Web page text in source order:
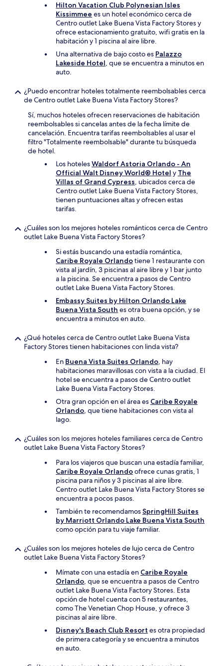
Hilton Vacation Club Polynesian Isles
Kissimmee es un hotel económico cerca de
Centro outlet Lake Buena Vista Factory Stores y
ofrece estacionamiento gratuito, wifi gratis en la
habitación y 1 piscina al aire libre.
Una alternativa de bajo costo es Palazzo
Lakeside Hotel, que se encuentra a minutos en
auto.
¿Puedo encontrar hoteles totalmente reembolsables cerca
de Centro outlet Lake Buena Vista Factory Stores?
Sí, muchos hoteles ofrecen reservaciones de habitación
reembolsables si cancelas antes de la fecha límite de
cancelación. Encuentra tarifas reembolsables al usar el
filtro "Totalmente reembolsable" durante tu búsqueda
de hotel.
Los hotelesWaldorf Astoria Orlando - An
Official Walt Disney World® Hotel y The
Villas of Grand Cypress, ubicados cerca de
Centro outlet Lake Buena Vista Factory Stores,
tienen puntuaciones altas y ofrecen estas
tarifas.
¿Cuáles son los mejores hoteles románticos cerca de Centro
outlet Lake Buena Vista Factory Stores?
Si estás buscando una estadía romántica,
Caribe Royale Orlandotiene 1 restaurante con
vista al jardín, 3 piscinas al aire libre y 1 bar junto
a la piscina. Se encuentra a pasos de Centro
outlet Lake Buena Vista Factory Stores.
Embassy Suites by Hilton Orlando Lake
Buena Vista South es otra buena opción, y se
encuentra a minutos en auto.
¿Qué hoteles cerca de Centro outlet Lake Buena Vista
Factory Stores tienen habitaciones con linda vista?
En Buena Vista Suites Orlando, hay
habitaciones maravillosas con vista a la ciudad. El
hotel se encuentra a pasos de Centro outlet
Lake Buena Vista Factory Stores.
Otra gran opción en el área es Caribe Royale
Orlando, que tiene habitaciones con vista al
lago.
¿Cuáles son los mejores hoteles familiares cerca de Centro
outlet Lake Buena Vista Factory Stores?
Para los viajeros que buscan una estadía familiar,
Caribe Royale Orlandoofrece cunas gratis, 1
piscina para niños y 3 piscinas al aire libre.
Centro outlet Lake Buena Vista Factory Stores se
encuentra a pocos pasos.
También te recomendamosSpringHill Suites
by Marriott Orlando Lake Buena Vista South
como opción para tu viaje familiar.
¿Cuáles son los mejores hoteles de lujo cerca de Centro
outlet Lake Buena Vista Factory Stores?
Mímate con una estadía en Caribe Royale
Orlando, que se encuentra a pasos de Centro
outlet Lake Buena Vista Factory Stores. Esta
opción de hotel cuenta con 5 restaurantes,
como The Venetian Chop House, y ofrece 3
piscinas al aire libre.
Disney's Beach Club Resort es otra propiedad
de primera categoría y se encuentra a minutos
en auto.